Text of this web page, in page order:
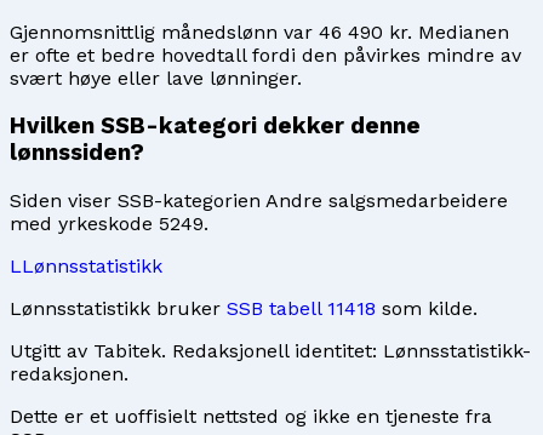
Gjennomsnittlig månedslønn var 46 490 kr. Medianen
er ofte et bedre hovedtall fordi den påvirkes mindre av
svært høye eller lave lønninger.
Hvilken SSB-kategori dekker denne
lønnssiden?
Siden viser SSB-kategorien Andre salgsmedarbeidere
med yrkeskode 5249.
LLønnsstatistikk
Lønnsstatistikk bruker SSB tabell 11418 som kilde.
Utgitt av Tabitek. Redaksjonell identitet: Lønnsstatistikk-
redaksjonen.
Dette er et uoffisielt nettsted og ikke en tjeneste fra